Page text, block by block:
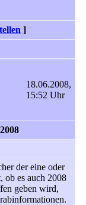
]
18.06.2008,
15:52 Uhr
der eine oder
ob es auch 2008
geben wird,